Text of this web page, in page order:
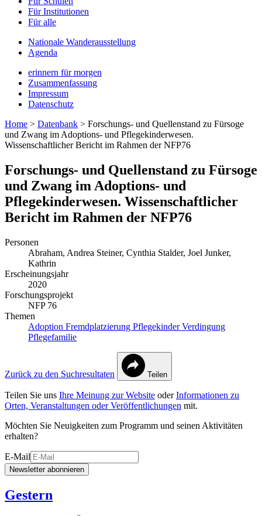
Für Institutionen
Für alle
Nationale Wanderausstellung
Agenda
erinnern für morgen
Zusammenfassung
Impressum
Datenschutz
Home > Datenbank > Forschungs- und Quellenstand zu Fürsoge
und Zwang im Adoptions- und Pflegekinderwesen.
Wissenschaftlicher Bericht im Rahmen der NFP76
Forschungs- und Quellenstand zu Fürsoge
und Zwang im Adoptions- und
Pflegekinderwesen. Wissenschaftlicher
Bericht im Rahmen der NFP76
Personen
Abraham, Andrea Steiner, Cynthia Stalder, Joel Junker,
Kathrin
Erscheinungsjahr
2020
Forschungsprojekt
NFP 76
Themen
Adoption Fremdplatzierung PflegekinderVerdingung
Pflegefamilie
Zurück zu den Suchresultaten Teilen
Teilen Sie uns Ihre Meinung zur Website oderInformationen zu
Orten, Veranstaltungen oder Veröffentlichungen mit.
Möchten Sie Neuigkeiten zum Programm und seinen Aktivitäten
erhalten?
E-Mail
Newsletter abonnieren
Gestern